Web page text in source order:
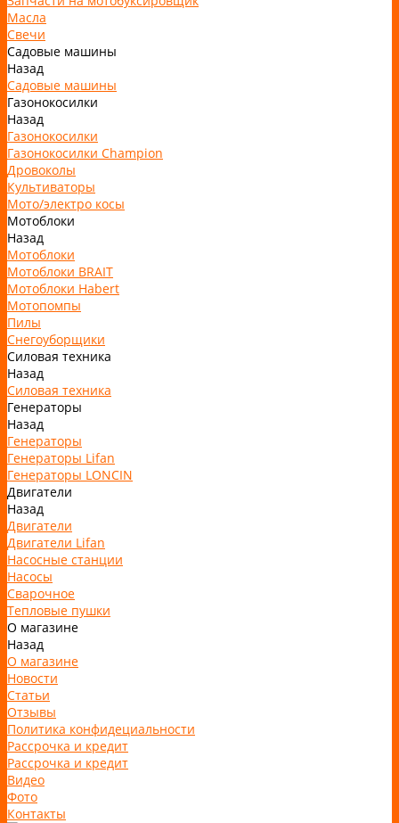
Масла
Свечи
Садовые машины
Назад
Садовые машины
Газонокосилки
Назад
Газонокосилки
Газонокосилки Champion
Дровоколы
Культиваторы
Мото/электро косы
Мотоблоки
Назад
Мотоблоки
Мотоблоки BRAIT
Мотоблоки Habert
Мотопомпы
Пилы
Снегоуборщики
Силовая техника
Назад
Силовая техника
Генераторы
Назад
Генераторы
Генераторы Lifan
Генераторы LONCIN
Двигатели
Назад
Двигатели
Двигатели Lifan
Насосные станции
Насосы
Сварочное
Тепловые пушки
О магазине
Назад
О магазине
Новости
Статьи
Отзывы
Политика конфидециальности
Рассрочка и кредит
Рассрочка и кредит
Видео
Фото
Контакты